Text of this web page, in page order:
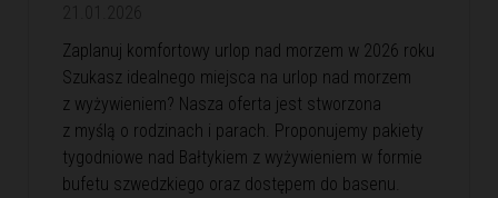
Zaplanuj komfortowy urlop nad morzem w 2026 roku
Szukasz idealnego miejsca na urlop nad morzem
z wyżywieniem? Nasza oferta jest stworzona
z myślą o rodzinach i parach. Proponujemy pakiety
tygodniowe nad Bałtykiem z wyżywieniem w formie
bufetu szwedzkiego oraz dostępem do basenu.